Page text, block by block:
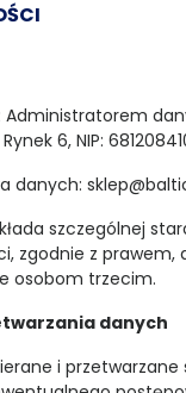
6, NIP:
danych:
szczególnej
zgodnie z
osobom trzecim.
danych
i